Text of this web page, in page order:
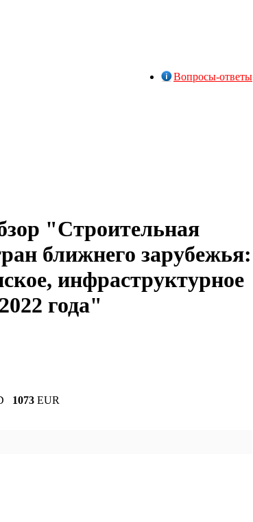
Вопросы-ответы
"Строительная
ближнего зарубежья:
инфраструктурное
года"
1073 EUR